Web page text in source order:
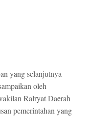
yang selanjutnya
oleh
Ralryat Daerah
pemerintahan yang